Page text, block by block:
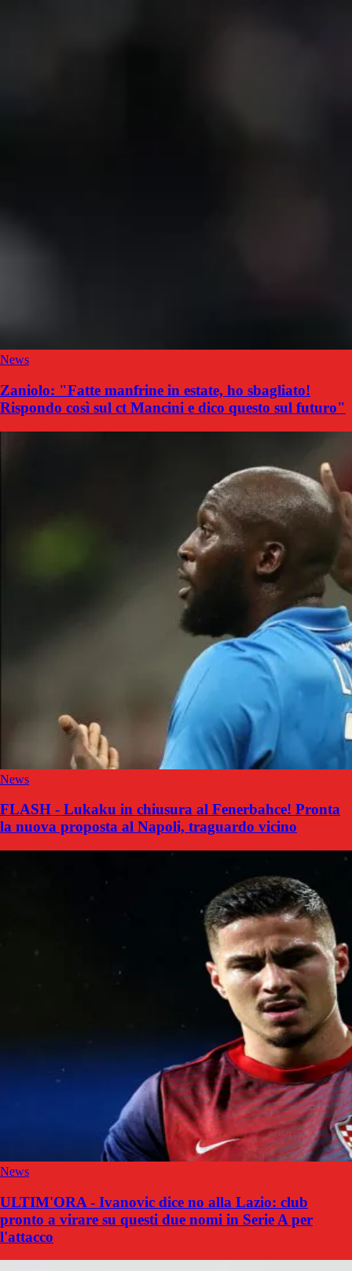
News
Zaniolo: "Fatte manfrine in estate, ho sbagliato!
Rispondo così sul ct Mancini e dico questo sul futuro"
News
FLASH - Lukaku in chiusura al Fenerbahce! Pronta
la nuova proposta al Napoli, traguardo vicino
News
ULTIM'ORA - Ivanovic dice no alla Lazio: club
pronto a virare su questi due nomi in Serie A per
l'attacco